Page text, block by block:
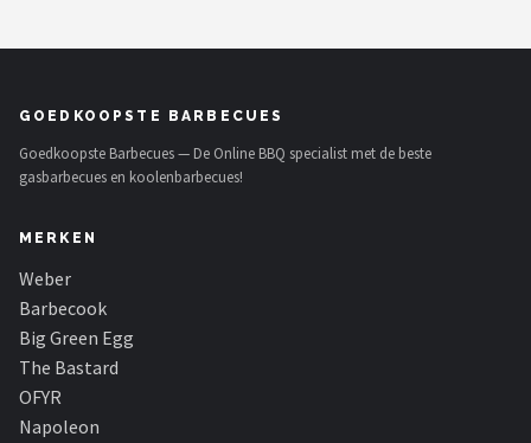
GOEDKOOPSTE BARBECUES
Goedkoopste Barbecues — De Online BBQ specialist met de beste
gasbarbecues en koolenbarbecues!
MERKEN
Weber
Barbecook
Big Green Egg
The Bastard
OFYR
Napoleon